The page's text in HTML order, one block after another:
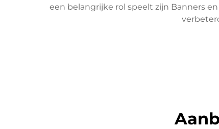
een belangrijke rol speelt zijn Banners